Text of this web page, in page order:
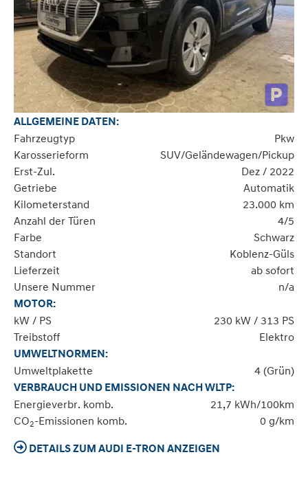
ALLGEMEINE DATEN:
Fahrzeugtyp
Pkw
Karosserieform
SUV/Geländewagen/Pickup
Erst-Zul.
Dez / 2022
Getriebe
Automatik
Kilometerstand
23.000 km
Anzahl der Türen
4/5
Farbe
Schwarz
Standort
Koblenz-Güls
Lieferzeit
ab sofort
Unsere Nummer
n/a
MOTOR:
kW / PS
230 kW / 313 PS
Treibstoff
Elektro
UMWELTNORMEN:
Umweltplakette
4 (Grün)
VERBRAUCH UND EMISSIONEN NACH WLTP:
Energieverbr. komb.
21,7 kWh/100km
CO2-Emissionen komb. 0 g/km
DETAILS ZUM AUDI E-TRON ANZEIGEN